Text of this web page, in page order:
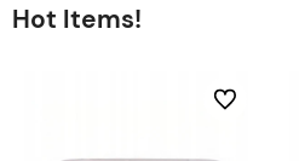
Hot Items!
Do ulubionych